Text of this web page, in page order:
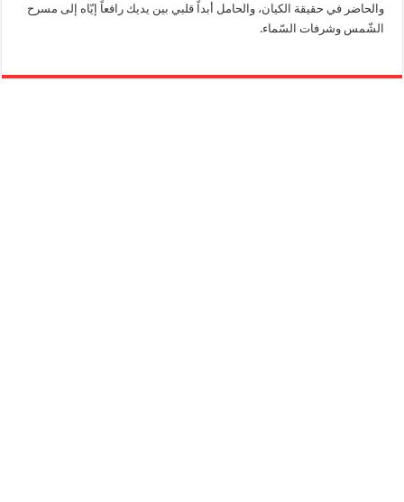
والحاضر في حقيقة الكيان، والحامل أبداً قلبي بين يديك رافعاً إيّاه إلى مسرح
الشّمس وشرفات السّماء.